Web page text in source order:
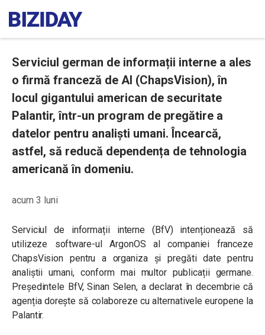
Serviciul german de informații interne a ales
o firmă franceză de AI (ChapsVision), în
locul gigantului american de securitate
Palantir, într-un program de pregătire a
datelor pentru analiști umani. Încearcă,
astfel, să reducă dependența de tehnologia
americană în domeniu.
acum 3 luni
Serviciul de informații interne (BfV) intenționează să
utilizeze software-ul ArgonOS al companiei franceze
ChapsVision pentru a organiza și pregăti date pentru
analiștii umani, conform mai multor publicații germane.
Președintele BfV, Sinan Selen, a declarat în decembrie că
agenția dorește să colaboreze cu alternativele europene la
Palantir.